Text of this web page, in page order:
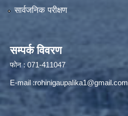
सार्वजनिक परीक्षण
सम्पर्क विवरण
फोन : 071-411047
E-mail :rohinigaupalika1@gmail.com